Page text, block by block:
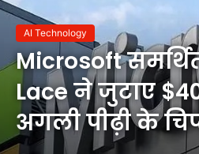
AI Technology
Microsoft
Lace ने जुटाए
अगली पीढ़ी के